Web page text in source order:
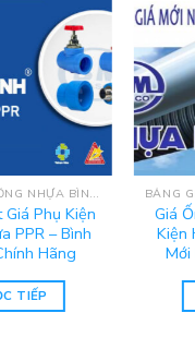
BẢNG GIÁ ỐNG NHỰA BÌNH MINH
Phụ Kiện
PPR – Bình
Hãng
TIẾP
Giá
Kiện
Mới